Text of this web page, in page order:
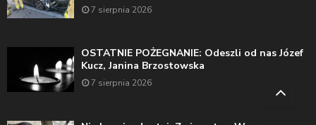
7 sierpnia 2026
OSTATNIE POŻEGNANIE: Odeszli od nas Józef
Kucz, Janina Brzostowska
7 sierpnia 2026